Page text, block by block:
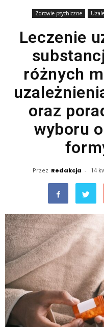
Zdrowie psychiczne
Leczenie
różnych
oraz
wyboru
Przez Redakcja - 14